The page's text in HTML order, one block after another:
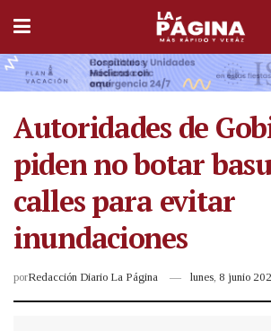
Autoridades de
piden no botar
calles para evitar
inundaciones
porRedacción Diario La Página lunes, 8 junio